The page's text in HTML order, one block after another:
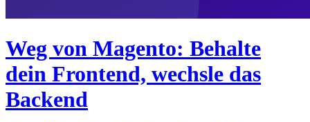
Weg von Magento: Behalte
dein Frontend, wechsle das
Backend